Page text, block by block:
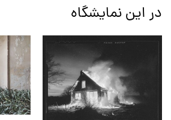
در این نمایشگاه